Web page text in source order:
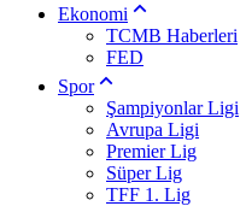
Ekonomi
TCMB Haberleri
FED
Spor
Şampiyonlar Ligi
Avrupa Ligi
Premier Lig
Süper Lig
TFF 1. Lig